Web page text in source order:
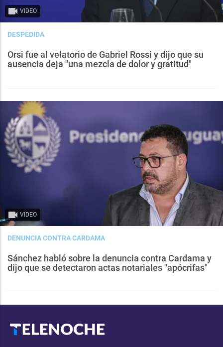
VIDEO
DESPEDIDA
Orsi fue al velatorio de Gabriel Rossi y dijo que su
ausencia deja "una mezcla de dolor y gratitud"
VIDEO
DENUNCIA CONTRA CARDAMA
Sánchez habló sobre la denuncia contra Cardama y
dijo que se detectaron actas notariales "apócrifas"